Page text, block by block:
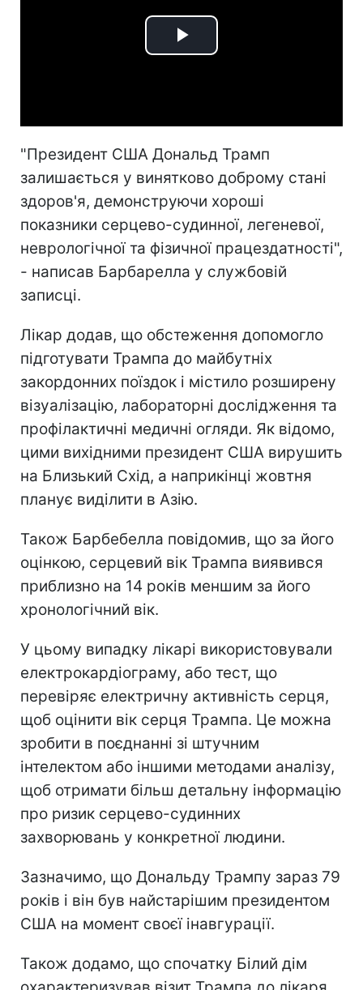
Play
"Президент США Дональд Трамп
залишається у винятково доброму стані
здоров'я, демонструючи хороші
показники серцево-судинної, легеневої,
неврологічної та фізичної працездатності",
- написав Барбарелла у службовій
записці.
Лікар додав, що обстеження допомогло
підготувати Трампа до майбутніх
закордонних поїздок і містило розширену
візуалізацію, лабораторні дослідження та
профілактичні медичні огляди. Як відомо,
цими вихідними президент США вирушить
на Близький Схід, а наприкінці жовтня
планує виділити в Азію.
Також Барбебелла повідомив, що за його
оцінкою, серцевий вік Трампа виявився
приблизно на 14 років меншим за його
хронологічний вік.
У цьому випадку лікарі використовували
електрокардіограму, або тест, що
перевіряє електричну активність серця,
щоб оцінити вік серця Трампа. Це можна
зробити в поєднанні зі штучним
інтелектом або іншими методами аналізу,
щоб отримати більш детальну інформацію
про ризик серцево-судинних
захворювань у конкретної людини.
Зазначимо, що Дональду Трампу зараз 79
років і він був найстарішим президентом
США на момент своєї інавгурації.
Також додамо, що спочатку Білий дім